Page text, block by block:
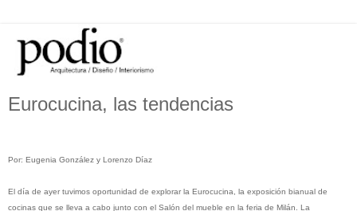
Eurocucina, las tendencias
Por: Eugenia González y Lorenzo Díaz
El día de ayer tuvimos oportunidad de explorar la Eurocucina, la exposición bianual de
cocinas que se lleva a cabo junto con el Salón del mueble en la feria de Milán. La